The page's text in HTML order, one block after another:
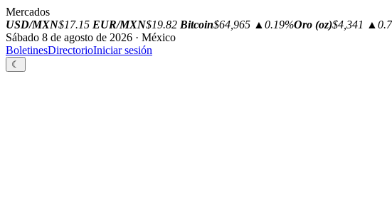
Mercados
USD/MXN$17.15 EUR/MXN$19.82 Bitcoin$64,965 ▲0.19%Oro (oz)$4,341
Sábado 8 de agosto de 2026 · México
BoletinesDirectorioIniciar sesión
☾